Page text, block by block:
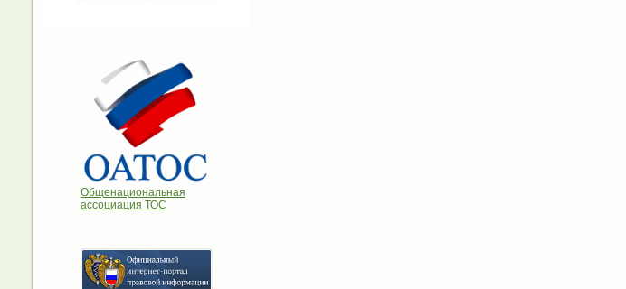
Общенациональная
ассоциация ТОС